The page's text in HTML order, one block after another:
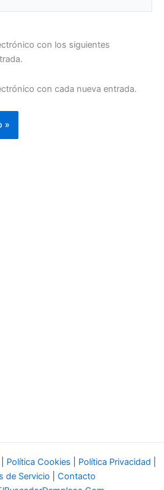
con los siguientes
con cada nueva entrada.
Política Cookies Política Privacidad
de Servicio
Contacto